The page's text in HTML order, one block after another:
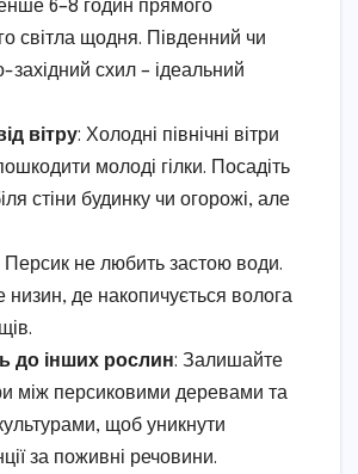
6–8 годин прямого
світла щодня. Південний чи
західний схил – ідеальний
вітру: Холодні північні вітри
молоді гілки. Посадіть
стіни будинку чи огорожі, але
Персик не любить застою води.
низин, де накопичується волога
до інших рослин: Залишайте
між персиковими деревами та
щоб уникнути
за поживні речовини.